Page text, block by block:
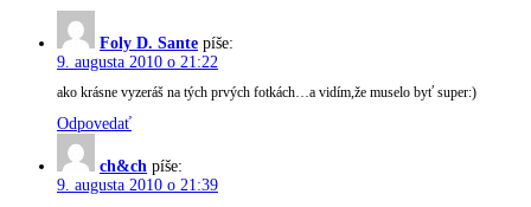
Foly D. Sante píše:
9. augusta 2010 o 21:22
ako krásne vyzeráš na tých prvých fotkách…a vidím,že muselo byť super:)
Odpovedať
ch&ch píše:
9. augusta 2010 o 21:39